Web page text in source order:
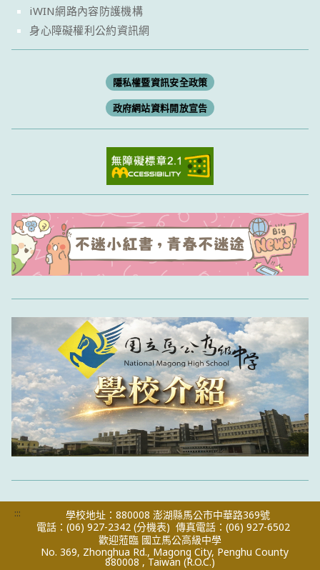
iWIN網路內容防護機構
身心障礙權利公約資訊網
隱私權暨資訊安全政策
政府網站資料開放宣告
:::
學校地址：880008 澎湖縣馬公市中華路369號
電話：(06) 927-2342 (分機表) 傳真電話：(06) 927-6502
歡迎蒞臨 國立馬公高級中學
No. 369, Zhonghua Rd., Magong City, Penghu County
880008 , Taiwan (R.O.C.)